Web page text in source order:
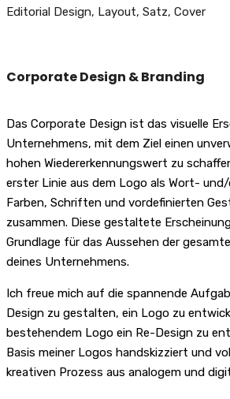
Editorial Design, Layout, Satz, Cover
Corporate Design & Branding
Das Corporate Design ist das visuelle
Unternehmens, mit dem Ziel einen
hohen Wiedererkennungswert zu
erster Linie aus dem Logo als Wort- und/
Farben, Schriften und vordefinierten
zusammen. Diese gestaltete
Grundlage für das Aussehen der
deines Unternehmens.
Ich freue mich auf die spannende
Design zu gestalten, ein Logo zu
bestehendem Logo ein Re-Design zu
Basis meiner Logos handskizziert und
kreativen Prozess aus analogem und